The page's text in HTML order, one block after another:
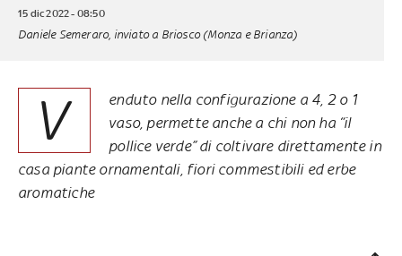
15 dic 2022 - 08:50
Daniele Semeraro, inviato a Briosco (Monza e Brianza)
V
enduto nella configurazione a 4, 2 o 1
vaso, permette anche a chi non ha “il
pollice verde” di coltivare direttamente in
casa piante ornamentali, fiori commestibili ed erbe
aromatiche